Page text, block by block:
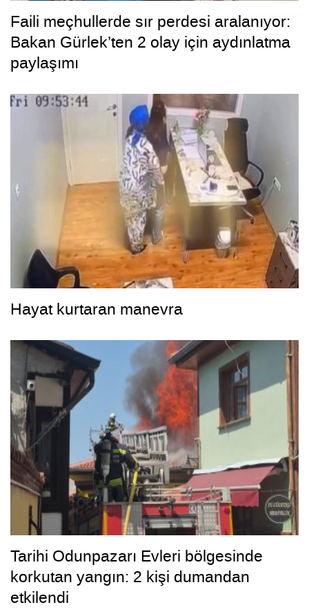
Faili meçhullerde sır perdesi aralanıyor:
Bakan Gürlek’ten 2 olay için aydınlatma
paylaşımı
Hayat kurtaran manevra
Tarihi Odunpazarı Evleri bölgesinde
korkutan yangın: 2 kişi dumandan
etkilendi